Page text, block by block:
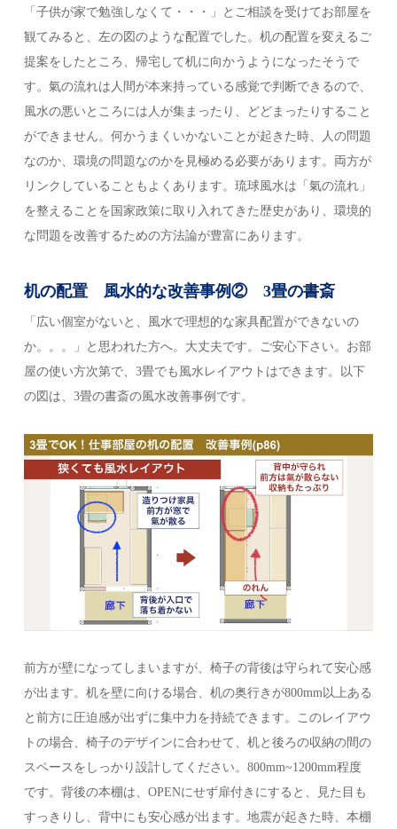
「子供が家で勉強しなくて・・・」とご相談を受けてお部屋を
観てみると、左の図のような配置でした。机の配置を変えるご
提案をしたところ、帰宅して机に向かうようになったそうで
す。氣の流れは人間が本来持っている感覚で判断できるので、
風水の悪いところには人が集まったり、どどまったりすること
ができません。何かうまくいかないことが起きた時、人の問題
なのか、環境の問題なのかを見極める必要があります。両方が
リンクしていることもよくあります。琉球風水は「氣の流れ」
を整えることを国家政策に取り入れてきた歴史があり、環境的
な問題を改善するための方法論が豊富にあります。
机の配置 風水的な改善事例② 3畳の書斎
「広い個室がないと、風水で理想的な家具配置ができないの
か。。。」と思われた方へ。大丈夫です。ご安心下さい。お部
屋の使い方次第で、3畳でも風水レイアウトはできます。以下
の図は、3畳の書斎の風水改善事例です。
前方が壁になってしまいますが、椅子の背後は守られて安心感
が出ます。机を壁に向ける場合、机の奥行きが800mm以上ある
と前方に圧迫感が出ずに集中力を持続できます。このレイアウ
トの場合、椅子のデザインに合わせて、机と後ろの収納の間の
スペースをしっかり設計してください。800mm~1200mm程度
です。背後の本棚は、OPENにせず扉付きにすると、見た目も
すっきりし、背中にも安心感が出ます。地震が起きた時、本棚